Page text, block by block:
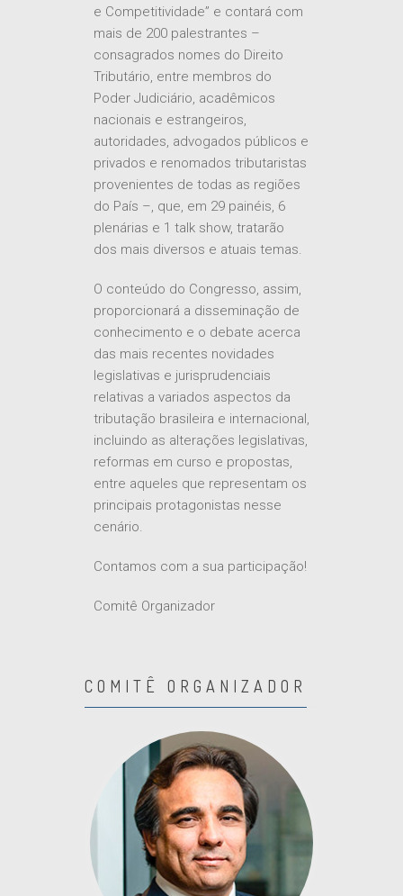
e Competitividade” e contará com
mais de 200 palestrantes –
consagrados nomes do Direito
Tributário, entre membros do
Poder Judiciário, acadêmicos
nacionais e estrangeiros,
autoridades, advogados públicos e
privados e renomados tributaristas
provenientes de todas as regiões
do País –, que, em 29 painéis, 6
plenárias e 1 talk show, tratarão
dos mais diversos e atuais temas.
O conteúdo do Congresso, assim,
proporcionará a disseminação de
conhecimento e o debate acerca
das mais recentes novidades
legislativas e jurisprudenciais
relativas a variados aspectos da
tributação brasileira e internacional,
incluindo as alterações legislativas,
reformas em curso e propostas,
entre aqueles que representam os
principais protagonistas nesse
cenário.
Contamos com a sua participação!
Comitê Organizador
COMITÊ ORGANIZADOR